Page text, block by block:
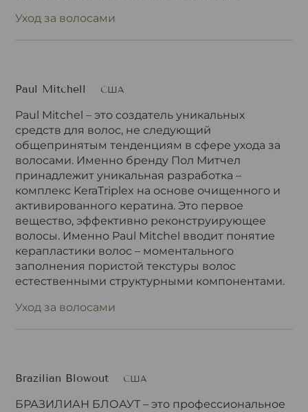
Уход за волосами
Paul Mitchell США
Paul Mitchel – это создатель уникальных
средств для волос, не следующий
общепринятым тенденциям в сфере ухода за
волосами. Именно бренду Пол Митчел
принадлежит уникальная разработка –
комплекс KeraTriplex на основе очищенного и
активированного кератина. Это первое
вещество, эффективно реконструирующее
волосы. Именно Paul Mitchel вводит понятие
керапластики волос – моментального
заполнения пористой текстуры волос
естественными структурными компонентами.
Уход за волосами
Brazilian Blowout США
БРАЗИЛИАН БЛОАУТ – это профессиональное